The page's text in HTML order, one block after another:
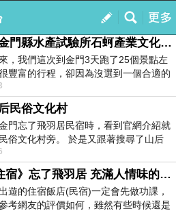
我的
訂閱
金門遊-金門縣水產試驗所石蚵產業文化館+北山蚵棚
，我們這次到金門3天跑了25個景點左
豐富的行程，卻因為沒選到一個合適的
...
民俗文化村
門忘了飛羽居民宿時，看到官網介紹就
俗文化村旁。 於是又跟著搜尋了山后
《金門住宿》忘了飛羽居 充滿人情味的民宿
遊的住宿飯店(民宿)一定會先做功課，
考網友的評價如何，雖然有些時候還是